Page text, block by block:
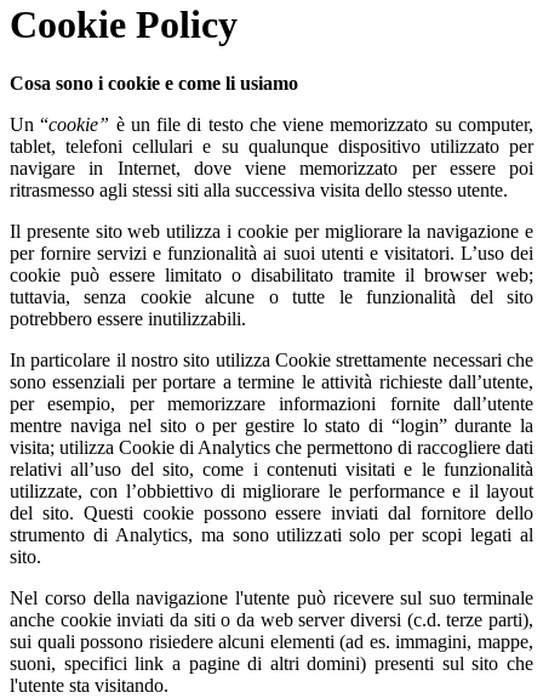
Cookie Policy
Cosa sono i cookie e come li usiamo
Un “cookie” è un file di testo che viene memorizzato su computer,
tablet, telefoni cellulari e su qualunque dispositivo utilizzato per
navigare in Internet, dove viene memorizzato per essere poi
ritrasmesso agli stessi siti alla successiva visita dello stesso utente.
Il presente sito web utilizza i cookie per migliorare la navigazione e
per fornire servizi e funzionalità ai suoi utenti e visitatori. L’uso dei
cookie può essere limitato o disabilitato tramite il browser web;
tuttavia, senza cookie alcune o tutte le funzionalità del sito
potrebbero essere inutilizzabili.
In particolare il nostro sito utilizza Cookie strettamente necessari che
sono essenziali per portare a termine le attività richieste dall’utente,
per esempio, per memorizzare informazioni fornite dall’utente
mentre naviga nel sito o per gestire lo stato di “login” durante la
visita; utilizza Cookie di Analytics che permettono di raccogliere dati
relativi all’uso del sito, come i contenuti visitati e le funzionalità
utilizzate, con l’obbiettivo di migliorare le performance e il layout
del sito. Questi cookie possono essere inviati dal fornitore dello
strumento di Analytics, ma sono utilizzati solo per scopi legati al
sito.
Nel corso della navigazione l'utente può ricevere sul suo terminale
anche cookie inviati da siti o da web server diversi (c.d. terze parti),
sui quali possono risiedere alcuni elementi (ad es. immagini, mappe,
suoni, specifici link a pagine di altri domini) presenti sul sito che
l'utente sta visitando.